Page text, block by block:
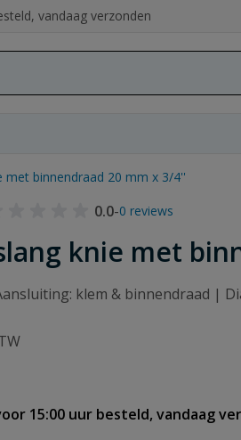
vandaag verzonden
met binnendraad 20 mm x 3/4''
0.0-0 reviews
knie met
klem & binnendraad |
15:00 uur besteld, vandaag